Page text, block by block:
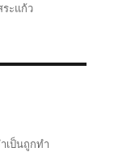
ะแก้ว
เป็นถูกทำ